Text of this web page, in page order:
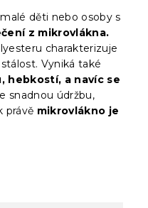
děti nebo osoby s
z mikrovlákna.
charakterizuje
Vyniká také
hebkostí, a navíc se
snadnou údržbu,
právě mikrovlákno je